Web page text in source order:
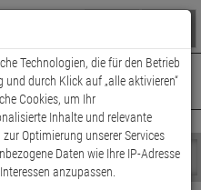
IM WARENKORB
ist momentan leer.
(9)
- 16:30 | Fr.: 8:00 - 14:00 Uhr
nutzen
Technologien, die für den Betrieb
durch Klick auf „alle aktivieren“
Cookies, um Ihr
Inhalte und relevante
Optimierung unserer Services
Daten wie Ihre IP-Adresse
anzupassen.